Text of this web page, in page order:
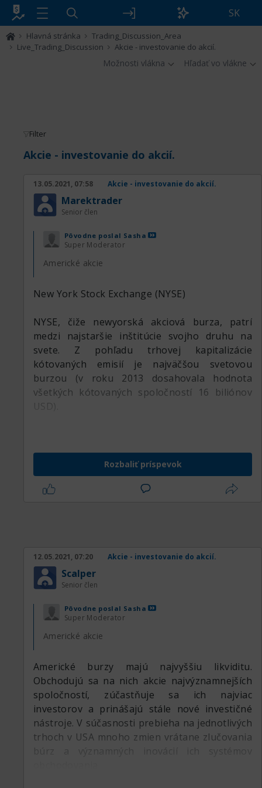
SK
Hlavná stránka
Trading_Discussion_Area
Live_Trading_Discussion
Akcie - investovanie do akcií.
Možnosti vlákna Hľadať vo vlákne
Filter
Akcie - investovanie do akcií.
13.05.2021, 07:58 Akcie - investovanie do akcií.
Marektrader
Senior člen
Pôvodne poslal Sasha
Super Moderator
Americké akcie
New York Stock Exchange (NYSE)
NYSE, čiže newyorská akciová burza, patrí
medzi najstaršie inštitúcie svojho druhu na
svete. Z pohľadu trhovej kapitalizácie
kótovaných emisií je najväčšou svetovou
burzou (v roku 2013 dosahovala hodnota
všetkých kótovaných spoločností 16 biliónov
zavŕšená 17. mája 1792, kedy sa 24
obchodníkov s cennými papiermi zhromaždilo
pod mohutným platanom na Wall Street, teda
dlhopisov firiem. Tejto dohode sa začalo
hovoriť Platanová dohoda (Buttonwood
Agreement).
Účastníci Buttonwoodskej, čiže platanovej
dohody následne vypracovali prvé stanovy
Pre svoje účely si prenajali budovu na Wall
Street č. 40 a ich vznikajúcu organizáciu
pomenovali New York Stock & Exchange Board.
V roku 1863 bol pôvodný názov skrátený na
New York Stock Exchange. Pre označenie
Rozbaliť príspevok
12.05.2021, 07:20 Akcie - investovanie do akcií.
Scalper
Senior člen
Pôvodne poslal Sasha
Super Moderator
Americké akcie
Americké burzy majú najvyššiu likviditu.
Obchodujú sa na nich akcie najvýznamnejších
spoločností, zúčastňuje sa ich najviac
investorov a prinášajú stále nové investičné
nástroje. V súčasnosti prebieha na jednotlivých
trhoch v USA mnoho zmien vrátane zlučovania
búrz a významných inovácií ich systémov